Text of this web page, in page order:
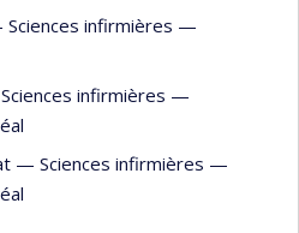
Sciences infirmières —
Sciences infirmières —
— Sciences infirmières —